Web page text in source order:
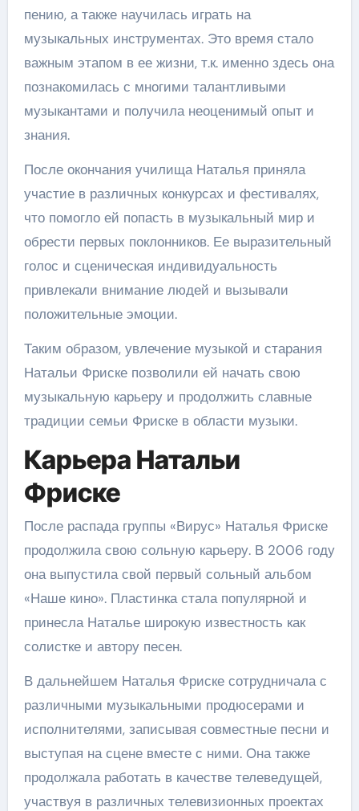
пению, а также научилась играть на
музыкальных инструментах. Это время стало
важным этапом в ее жизни, т.к. именно здесь она
познакомилась с многими талантливыми
музыкантами и получила неоценимый опыт и
знания.
После окончания училища Наталья приняла
участие в различных конкурсах и фестивалях,
что помогло ей попасть в музыкальный мир и
обрести первых поклонников. Ее выразительный
голос и сценическая индивидуальность
привлекали внимание людей и вызывали
положительные эмоции.
Таким образом, увлечение музыкой и старания
Натальи Фриске позволили ей начать свою
музыкальную карьеру и продолжить славные
традиции семьи Фриске в области музыки.
Карьера Натальи
Фриске
После распада группы «Вирус» Наталья Фриске
продолжила свою сольную карьеру. В 2006 году
она выпустила свой первый сольный альбом
«Наше кино». Пластинка стала популярной и
принесла Наталье широкую известность как
солистке и автору песен.
В дальнейшем Наталья Фриске сотрудничала с
различными музыкальными продюсерами и
исполнителями, записывая совместные песни и
выступая на сцене вместе с ними. Она также
продолжала работать в качестве телеведущей,
участвуя в различных телевизионных проектах